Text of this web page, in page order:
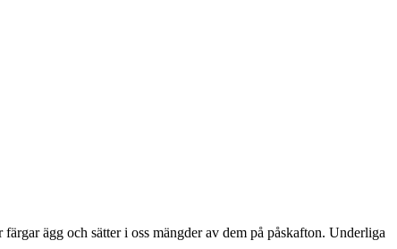
ägg och sätter i oss mängder av dem på påskafton. Underliga